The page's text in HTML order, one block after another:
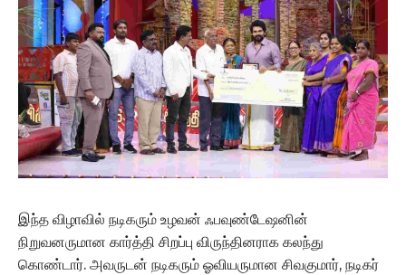
இந்த விழாவில் நடிகரும் உழவன் ஃபவுண்டேஷனின்
நிறுவனருமான கார்த்தி சிறப்பு விருந்தினராக கலந்து
கொண்டார். அவருடன் நடிகரும் ஓவியருமான சிவகுமார், நடிகர்